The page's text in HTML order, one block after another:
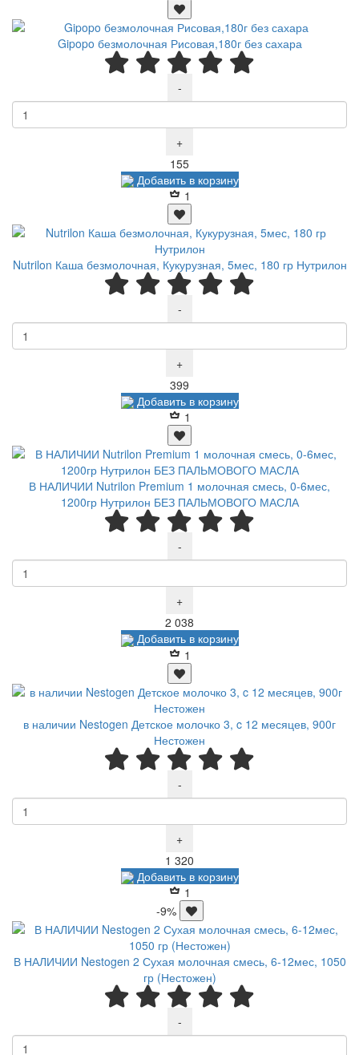
Gipopo безмолочная Рисовая,180г без сахара
-
+
155Р
Добавить в корзину
1
Nutrilon Каша безмолочная, Кукурузная, 5мес, 180 гр Нутрилон
-
+
399
Добавить в корзину
1
В НАЛИЧИИ Nutrilon Premium 1 молочная смесь, 0-6мес,
1200гр Нутрилон БЕЗ ПАЛЬМОВОГО МАСЛА
-
+
2 038
Добавить в корзину
1
в наличии Nestogen Детское молочко 3, c 12 месяцев, 900г
Нестожен
-
+
1 320
Добавить в корзину
1
-9%
В НАЛИЧИИ Nestogen 2 Сухая молочная смесь, 6-12мес, 1050
гр (Нестожен)
-